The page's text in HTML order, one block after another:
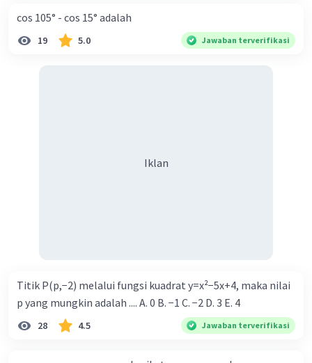
cos 105° - cos 15° adalah
19 5.0 Jawaban terverifikasi
Iklan
Titik P(p,−2) melalui fungsi kuadrat y=x²−5x+4, maka nilai
p yang mungkin adalah .... A. 0 B. −1 C. −2 D. 3 E. 4
28 4.5 Jawaban terverifikasi